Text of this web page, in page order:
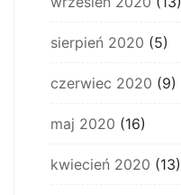
sierpień 2020 (5)
czerwiec 2020 (9)
maj 2020 (16)
kwiecień 2020 (13)